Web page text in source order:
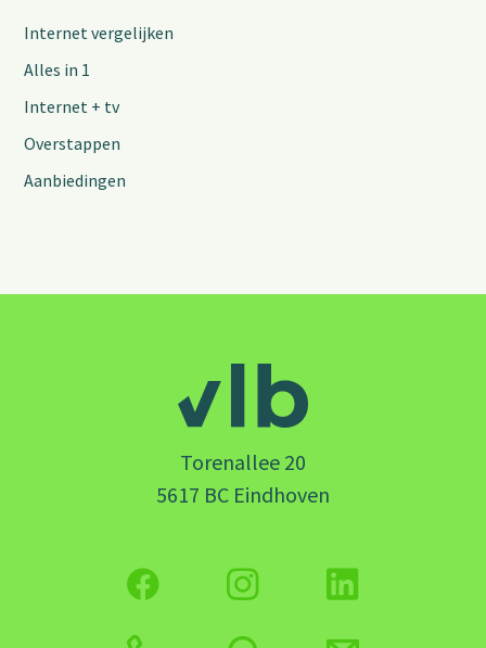
Internet vergelijken
Alles in 1
Internet + tv
Overstappen
Aanbiedingen
Torenallee 20
5617 BC Eindhoven